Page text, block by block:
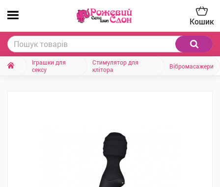
Кошик
Іграшки для
сексу
Стимулятор для
клітора
Вібромасажери